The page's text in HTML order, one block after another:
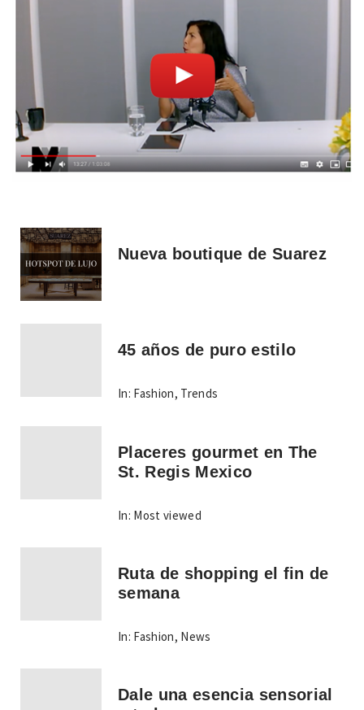
Nueva boutique de Suarez
45 años de puro estilo
In: Fashion, Trends
Placeres gourmet en The
St. Regis Mexico
In: Most viewed
Ruta de shopping el fin de
semana
In: Fashion, News
Dale una esencia sensorial